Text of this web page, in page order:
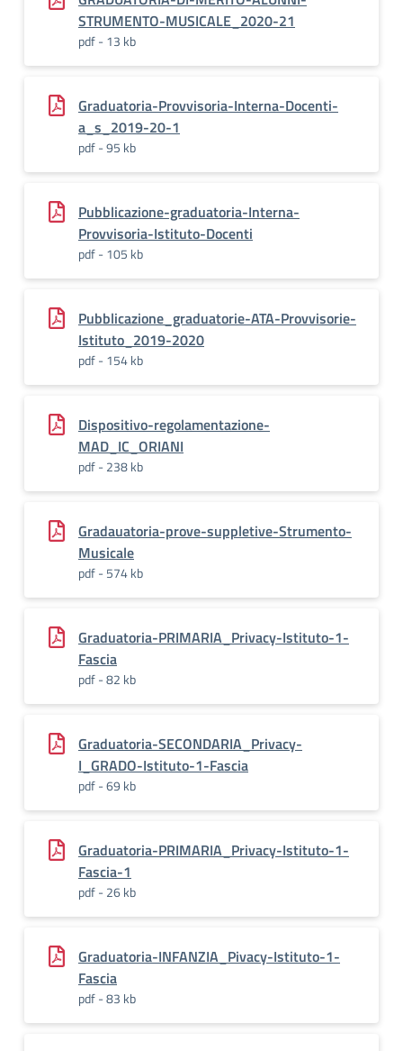
STRUMENTO-MUSICALE_2020-21
pdf - 13 kb
Graduatoria-Provvisoria-Interna-Docenti-
a_s_2019-20-1
pdf - 95 kb
Pubblicazione-graduatoria-Interna-
Provvisoria-Istituto-Docenti
pdf - 105 kb
Pubblicazione_graduatorie-ATA-Provvisorie-
Istituto_2019-2020
pdf - 154 kb
Dispositivo-regolamentazione-
MAD_IC_ORIANI
pdf - 238 kb
Gradauatoria-prove-suppletive-Strumento-
Musicale
pdf - 574 kb
Graduatoria-PRIMARIA_Privacy-Istituto-1-
Fascia
pdf - 82 kb
Graduatoria-SECONDARIA_Privacy-
I_GRADO-Istituto-1-Fascia
pdf - 69 kb
Graduatoria-PRIMARIA_Privacy-Istituto-1-
Fascia-1
pdf - 26 kb
Graduatoria-INFANZIA_Pivacy-Istituto-1-
Fascia
pdf - 83 kb